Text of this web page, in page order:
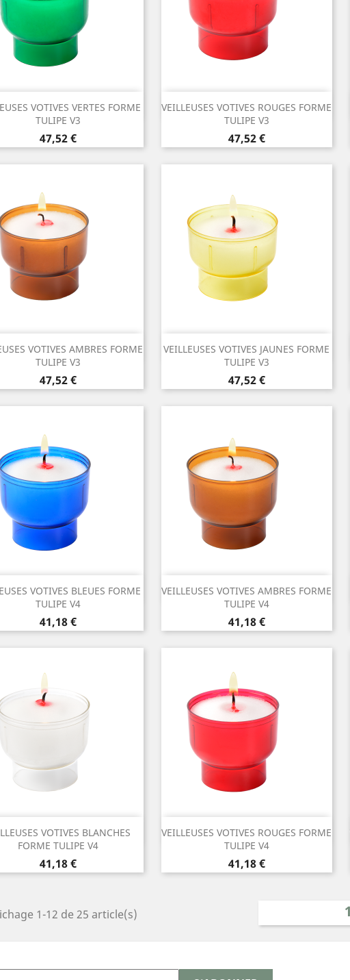
VOTIVES VERTES FORME
TULIPE V3
Prix
47,52 €
 Aperçu rapide
VEILLEUSES VOTIVES ROUGES FORME
TULIPE V3
Prix
47,52 €
 Aperçu rapide
VOTIVES AMBRES FORME
TULIPE V3
Prix
47,52 €
 Aperçu rapide
VEILLEUSES VOTIVES JAUNES FORME
TULIPE V3
Prix
47,52 €
 Aperçu rapide
VOTIVES BLEUES FORME
TULIPE V4
Prix
41,18 €
 Aperçu rapide
VEILLEUSES VOTIVES AMBRES FORME
TULIPE V4
Prix
41,18 €
 Aperçu rapide
VOTIVES BLANCHES
FORME TULIPE V4
Prix
41,18 €
Aperçu rapide
VEILLEUSES VOTIVES ROUGES FORME
TULIPE V4
Prix
41,18 €
 Aperçu rapide
1-12 de 25 article(s) 1